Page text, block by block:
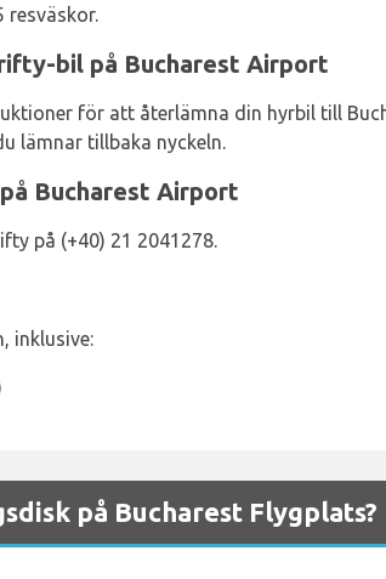
resväskor.
bil på Bucharest Airport
för att återlämna din hyrbil till
lämnar tillbaka nyckeln.
Bucharest Airport
på (+40) 21 2041278.
inklusive:
på Bucharest Flygplats?